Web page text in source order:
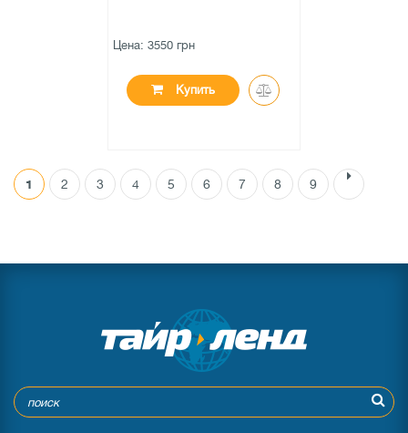
Цена: 3550 грн
Купить
●нет в наличии
1 2 3 4 5 6 7 8 9